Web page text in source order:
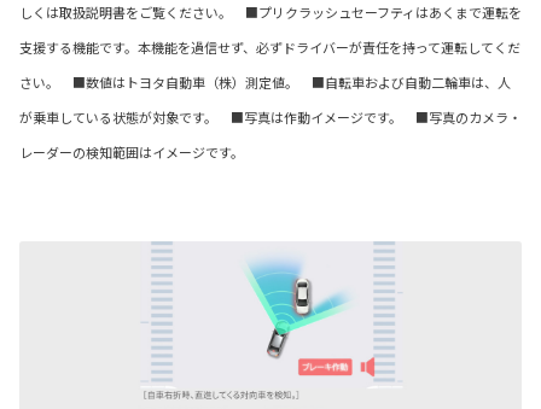
しくは取扱説明書をご覧ください。 ■プリクラッシュセーフティはあくまで運転を
支援する機能です。本機能を過信せず、必ずドライバーが責任を持って運転してくだ
さい。 ■数値はトヨタ自動車（株）測定値。 ■自転車および自動二輪車は、人
が乗車している状態が対象です。 ■写真は作動イメージです。 ■写真のカメラ・
レーダーの検知範囲はイメージです。